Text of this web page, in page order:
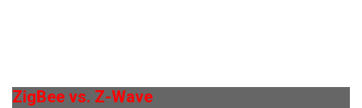
ZigBee vs. Z-Wave